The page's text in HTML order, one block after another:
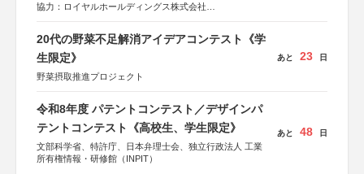
協力：ロイヤルホールディングス株式会社
20代の野菜不足解消アイデアコンテスト《学
生限定》
野菜摂取推進プロジェクト
あと 23 日
令和8年度 パテントコンテスト／デザインパ
テントコンテスト《高校生、学生限定》
文部科学省、特許庁、日本弁理士会、独立行政法人 工業
所有権情報・研修館（INPIT）
あと 48 日